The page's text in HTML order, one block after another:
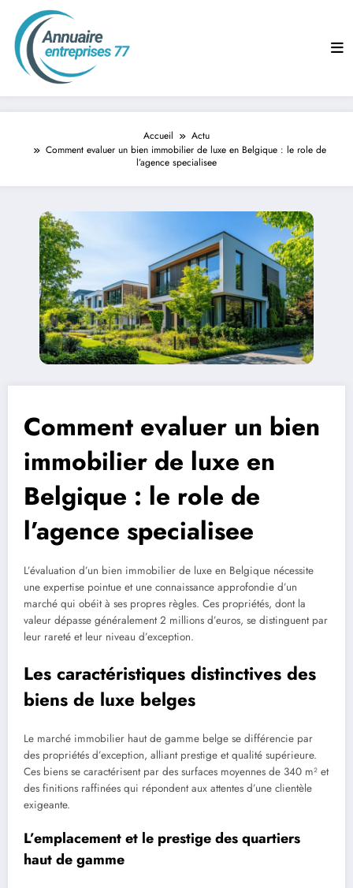
contenu
Accueil
Actu
Comment evaluer un bien immobilier de luxe en Belgique : le role de
l’agence specialisee
Comment evaluer un bien
immobilier de luxe en
Belgique : le role de
l’agence specialisee
L’évaluation d’un bien immobilier de luxe en Belgique nécessite
une expertise pointue et une connaissance approfondie d’un
marché qui obéit à ses propres règles. Ces propriétés, dont la
valeur dépasse généralement 2 millions d’euros, se distinguent par
leur rareté et leur niveau d’exception.
Les caractéristiques distinctives des
biens de luxe belges
Le marché immobilier haut de gamme belge se différencie par
des propriétés d’exception, alliant prestige et qualité supérieure.
Ces biens se caractérisent par des surfaces moyennes de 340 m² et
des finitions raffinées qui répondent aux attentes d’une clientèle
exigeante.
L’emplacement et le prestige des quartiers
haut de gamme